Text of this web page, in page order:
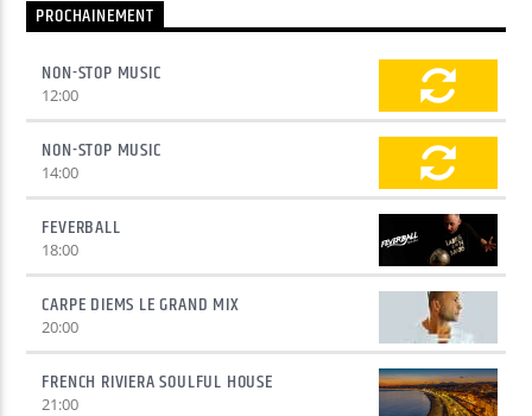
Yellow Riviera
Yellow Party
PROCHAINEMENT
NON-STOP MUSIC
12:00
NON-STOP MUSIC
14:00
FEVERBALL
18:00
CARPE DIEMS LE GRAND MIX
20:00
FRENCH RIVIERA SOULFUL HOUSE
21:00